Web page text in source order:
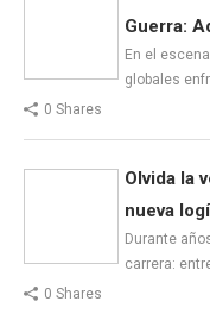
Guerra:
En el
globales
0 Shares
Olvida la
nueva
Durante
carrera:
0 Shares